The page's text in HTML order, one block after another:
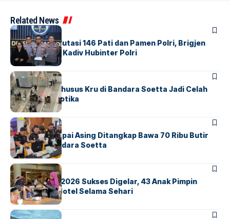
Related News
BERITA
Mabes Polri Mutasi 146 Pati dan Pamen Polri, Brigjen
Untung Jabat Kadiv Hubinter Polri
BANDARABERITA
Ketika Jalur Khusus Kru di Bandara Soetta Jadi Celah
Sindikat Narkotika
BANDARA BERITA
Kopilot Maskapai Asing Ditangkap Bawa 70 Ribu Butir
Ekstasi di Bandara Soetta
BERITAINDEX
GM For A Day 2026 Sukses Digelar, 43 Anak Pimpin
Operasional Hotel Selama Sehari
BANDARA BERITA